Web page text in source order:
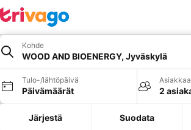
Kohde
WOOD AND BIOENERGY, Jyväskylä
Tulo-/lähtöpäivä
Päivämäärät 2
Järjestä Suodata